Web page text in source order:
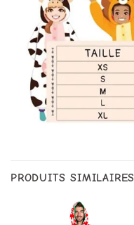
PRODUITS SIMILAIRES